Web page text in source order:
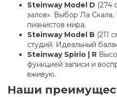
Steinway Model D (274
залов». Выбор Ла
пианистов мира.
Steinway Model B (211
студий. Идеальный
Steinway Spirio | R
функцией записи и
вживую.
Наши